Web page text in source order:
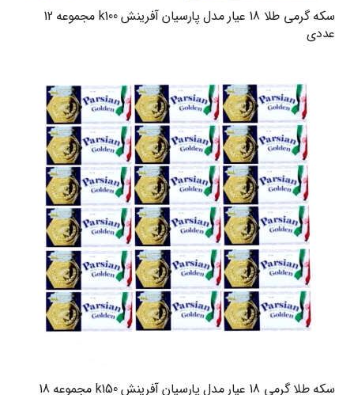
سکه گرمی طلا 18 عیار مدل پارسیان آفرینش k100 مجموعه 12
عددی
سکه طلا گرمی 18 عیار مدل پارسیان آفرینش k150 مجموعه 18